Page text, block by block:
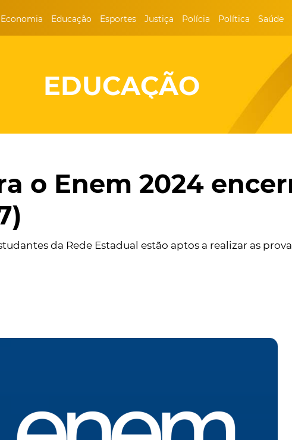
Economia Educação Esportes Justiça Polícia Política Saúde
EDUCAÇÃO
o Enem 2024
da Rede Estadual estão aptos a realizar as